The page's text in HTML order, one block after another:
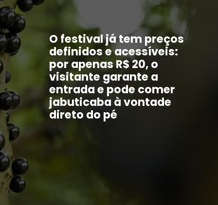
O festival já tem preços
definidos e acessíveis:
por apenas R$ 20, o
visitante garante a
entrada e pode comer
jabuticaba à vontade
direto do pé